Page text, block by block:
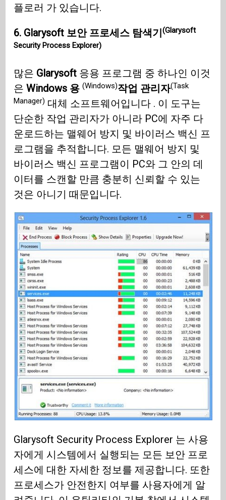
플로러 가 있습니다.
6. Glarysoft 보안 프로세스 탐색기(Glarysoft
Security Process Explorer)
많은 Glarysoft 응용 프로그램 중 하나인 이것
은Windows 용(Windows)작업 관리자(Task
Manager) 대체 소프트웨어입니다 . 이 도구는
단순한 작업 관리자가 아니라 PC에 자주 다
운로드하는 맬웨어 방지 및 바이러스 백신 프
로그램을 추적합니다. 모든 맬웨어 방지 및
바이러스 백신 프로그램이 PC와 그 안의 데
이터를 스캔할 만큼 충분히 신뢰할 수 있는
것은 아니기 때문입니다.
Glarysoft Security Process Explorer 는 사용
자에게 시스템에서 실행되는 모든 보안 프로
세스에 대한 자세한 정보를 제공합니다. 또한
프로세스가 안전한지 여부를 사용자에게 알